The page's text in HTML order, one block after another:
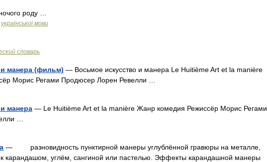
роду …
мови
словарь
манера (фильм) — Восьмое искусство и манера Le Huitième Art et la manière
Морис Регами Продюсер Лорен Ревелли …
манера — Le Huitième Art et la manière Жанр комедия Режиссёр Морис Регами
…
— разновидность пунктирной манеры углублённой гравюры на металле,
карандашом, углём, сангиной или пастелью. Эффекты карандашной манеры